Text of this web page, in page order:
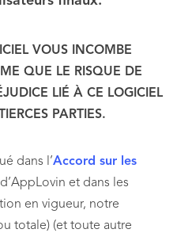
VOUS INCOMBE
QUE LE RISQUE DE
LIÉ À CE LOGICIEL
PARTIES.
dans l’Accord sur les
d’AppLovin et dans les
en vigueur, notre
totale) (et toute autre